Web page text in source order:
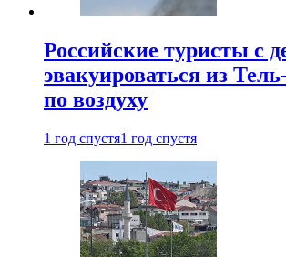
Российские туристы с
эвакуироваться из
по воздуху
1 год спустя1 год спустя